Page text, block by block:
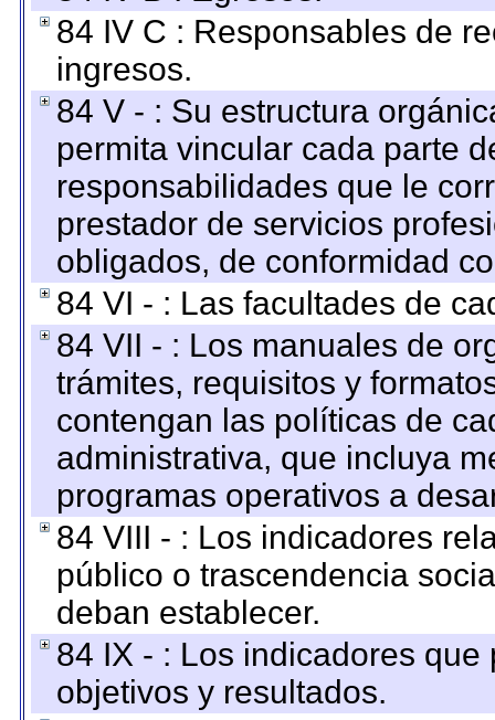
84 IV C : Responsables de
ingresos.
84 V - : Su estructura
permita vincular cada parte
responsabilidades que le
prestador de servicios
obligados, de conformidad
84 VI - : Las facultades de
84 VII - : Los manuales de
trámites, requisitos y
contengan las políticas de
administrativa, que incluya
programas operativos a
84 VIII - : Los indicadores
público o trascendencia
deban establecer.
84 IX - : Los indicadores
objetivos y resultados.